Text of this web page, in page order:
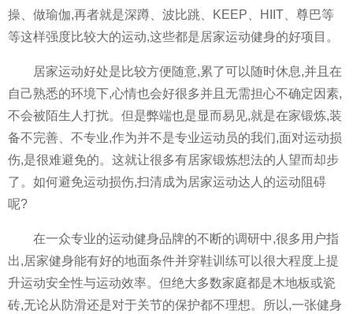
操、做瑜伽,再者就是深蹲、波比跳、KEEP、HIIT、尊巴等
等这样强度比较大的运动,这些都是居家运动健身的好项目。
居家运动好处是比较方便随意,累了可以随时休息,并且在
自己熟悉的环境下,心情也会好很多并且无需担心不确定因素,
不会被陌生人打扰。但是弊端也是显而易见,就是在家锻炼,装
备不完善、不专业,作为并不是专业运动员的我们,面对运动损
伤,是很难避免的。这就让很多有居家锻炼想法的人望而却步
了。如何避免运动损伤,扫清成为居家运动达人的运动阻碍
呢?
在一众专业的运动健身品牌的不断的调研中,很多用户指
出,居家健身能有好的地面条件并穿鞋训练可以很大程度上提
升运动安全性与运动效率。但绝大多数家庭都是木地板或瓷
砖,无论从防滑还是对于关节的保护都不理想。所以,一张健身